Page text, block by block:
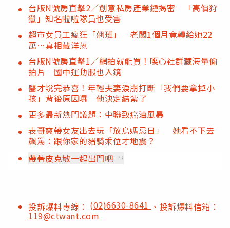
台版N號房直擊2／創意私房產業鏈揭密 「高價狩
獵」知名啦啦隊員也受害
超市女員工瘋狂「翹班」 老闆1個月竟轉給她22
萬…真相藏洋蔥
台版N號房直擊1／網拍就能買！噁心社群藏海量偷
拍片 國中運動服也入鏡
醫才說完恭喜！年輕夫妻淚崩打斷「我們要拿掉小
孩」背後原因曝 他決定結紮了
更多最新熱門議題：中聯致癌油風暴
表哥爽帶女友出去玩「放鳥媽忌日」 她看不下去
飆罵：跟你家的豬騎乘位才地震？
帶著皮克敏一起出門吧 PR
投訴爆料專線： (02)6630-8641 、投訴爆料信箱：
119@ctwant.com